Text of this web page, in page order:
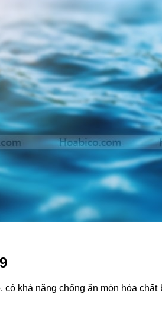
khả năng chống ăn mòn hóa chất